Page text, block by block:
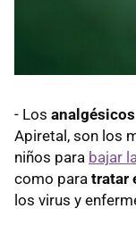
- Los
Apiretal, son los
niños para bajar
como para tratar
los virus y